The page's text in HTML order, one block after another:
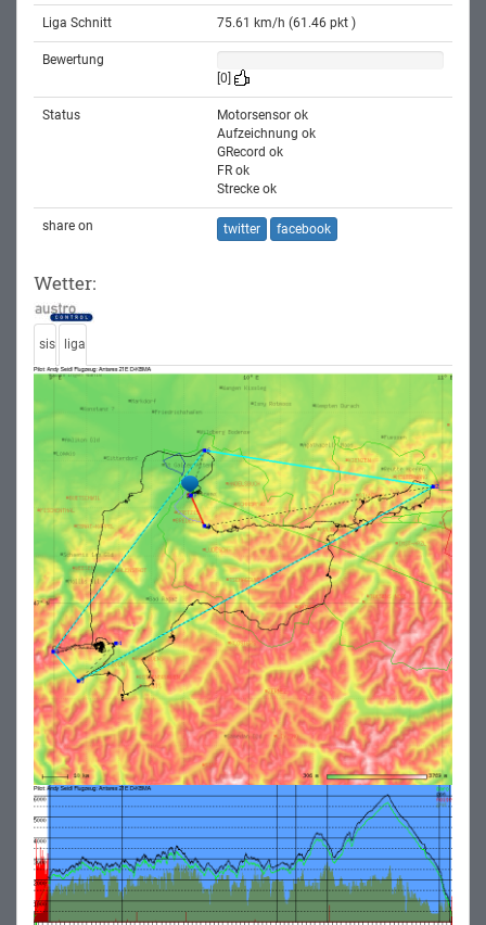
Liga Schnitt 75.61 km/h (61.46 pkt )
Bewertung
[0]
Status
Motorsensor ok
Aufzeichnung ok
GRecord ok
FR ok
Strecke ok
share on twitter facebook
Wetter:
sis liga